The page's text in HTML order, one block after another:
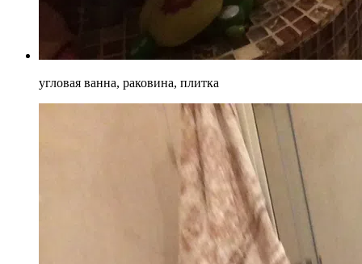
угловая ванна, раковина, плитка